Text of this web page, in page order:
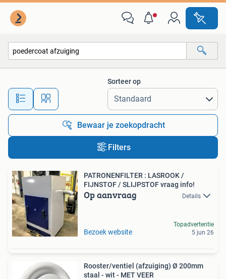
Alle afstanden…
Sorteer op
Bewaar je zoekopdracht
Filters
PATRONENFILTER : LASROOK /
FIJNSTOF / SLIJPSTOF vraag info!
Op aanvraag Details
Bezoek website
Topadvertentie
5 jun 26
Rooster/ventiel (afzuiging) Ø 200mm
staal - wit - MET VEER